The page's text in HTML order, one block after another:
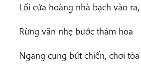
Lối cửa hoàng nhà bạch vào ra,
Rừng văn nhẹ bước thám hoa
Ngang cung bút chiến, chơi